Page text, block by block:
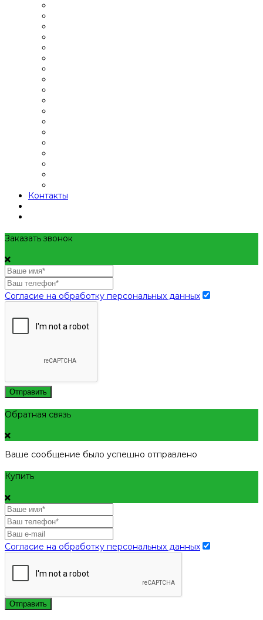
Контакты
Заказать звонок
Согласие на обработку персональных данных
Отправить
Обратная связь
Ваше сообщение было успешно отправлено
Купить
Согласие на обработку персональных данных
Отправить